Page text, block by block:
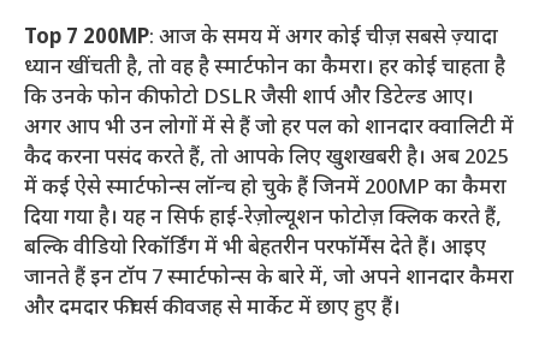
Top 7 200MP: आज के समय में अगर कोई चीज़ सबसे ज़्यादा
ध्यान खींचती है, तो वह है स्मार्टफोन का कैमरा। हर कोई चाहता है
कि उनके फोन की फोटो DSLR जैसी शार्प और डिटेल्ड आए।
अगर आप भी उन लोगों में से हैं जो हर पल को शानदार क्वालिटी में
कैद करना पसंद करते हैं, तो आपके लिए खुशखबरी है। अब 2025
में कई ऐसे स्मार्टफोन्स लॉन्च हो चुके हैं जिनमें 200MP का कैमरा
दिया गया है। यह न सिर्फ हाई-रेज़ोल्यूशन फोटोज़ क्लिक करते हैं,
बल्कि वीडियो रिकॉर्डिंग में भी बेहतरीन परफॉर्मेंस देते हैं। आइए
जानते हैं इन टॉप 7 स्मार्टफोन्स के बारे में, जो अपने शानदार कैमरा
और दमदार फीचर्स की वजह से मार्केट में छाए हुए हैं।